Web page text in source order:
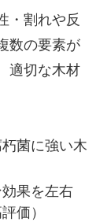
・割れや反
数の要素が
適切な木材
菌に強い木
果を左右
価）